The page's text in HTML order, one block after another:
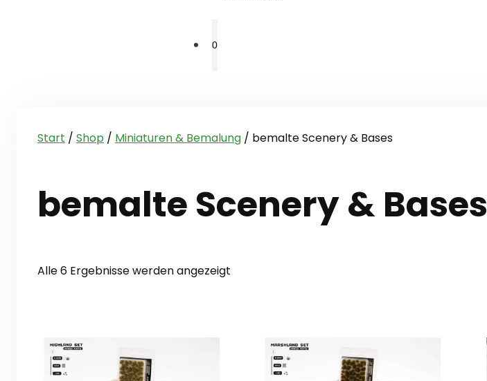
0
Start / Shop / Miniaturen & Bemalung / bemalte Scenery & Bases
bemalte Scenery & Bases
Alle 6 Ergebnisse werden angezeigt